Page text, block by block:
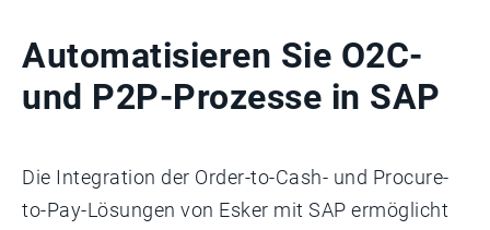
Automatisieren Sie O2C-
und P2P-Prozesse in SAP
Die Integration der Order-to-Cash- und Procure-
to-Pay-Lösungen von Esker mit SAP ermöglicht